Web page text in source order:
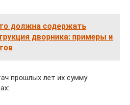
должна содержать
дворника: примеры и
прошлых лет их сумму